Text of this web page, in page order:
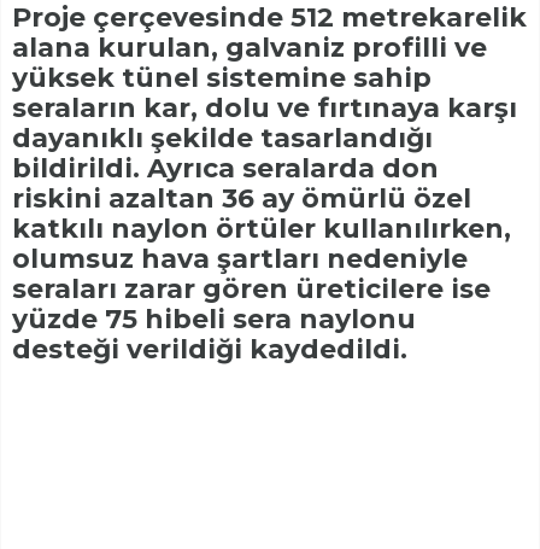
Proje çerçevesinde 512 metrekarelik
alana kurulan, galvaniz profilli ve
yüksek tünel sistemine sahip
seraların kar, dolu ve fırtınaya karşı
dayanıklı şekilde tasarlandığı
bildirildi. Ayrıca seralarda don
riskini azaltan 36 ay ömürlü özel
katkılı naylon örtüler kullanılırken,
olumsuz hava şartları nedeniyle
seraları zarar gören üreticilere ise
yüzde 75 hibeli sera naylonu
desteği verildiği kaydedildi.